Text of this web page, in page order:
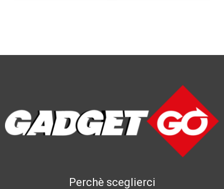
Perchè sceglierci